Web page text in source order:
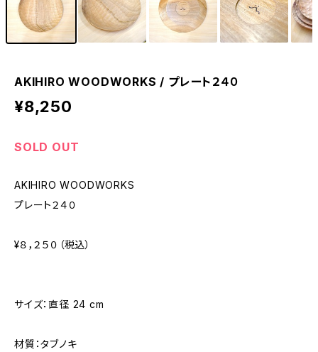
AKIHIRO WOODWORKS / プレート２４０
¥8,250
SOLD OUT
AKIHIRO WOODWORKS
プレート２４０
¥８，２５０（税込）
サイズ：直径 24 cm
材質：タブノキ